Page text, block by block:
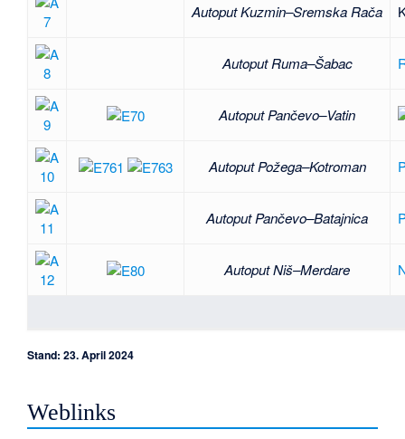
Autoput Kuzmin–Sremska Rača
Autoput Ruma–Šabac
Autoput Pančevo–Vatin
Autoput Požega–Kotroman
Autoput Pančevo–Batajnica
Autoput Niš–Merdare
Stand: 23. April 2024
Weblinks